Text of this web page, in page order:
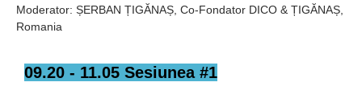
Moderator: ȘERBAN ȚIGĂNAȘ, Co-Fondator DICO & ȚIGĂNAȘ,
Romania
09.20 - 11.05 Sesiunea #1